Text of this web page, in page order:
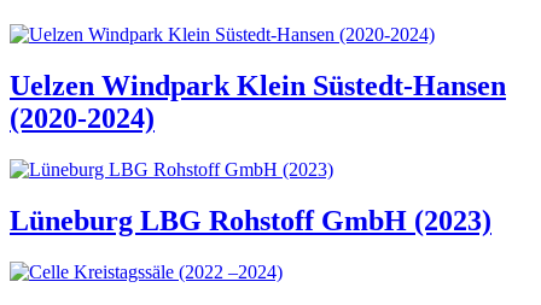
Uelzen Windpark Klein Süstedt-Hansen
(2020-2024)
Lüneburg LBG Rohstoff GmbH (2023)